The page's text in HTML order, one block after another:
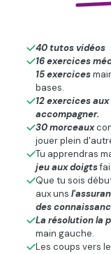
40 tutos vidéos
16 exercices
15 exercices
bases.
12 exercices
accompagner.
30 morceaux
jouer plein
Tu apprendras
jeu aux doigts
Que tu sois
aux uns
des
La résolution la
main gauche.
Les coups vers